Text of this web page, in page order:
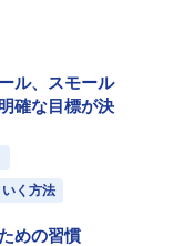
ル、スモール
確な目標が決
く方法
めの習慣